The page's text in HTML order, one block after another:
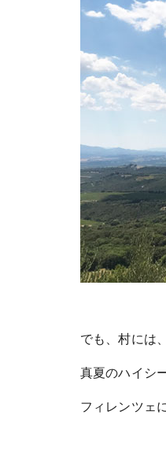
でも、村には
真夏のハイシ
フィレンツェ